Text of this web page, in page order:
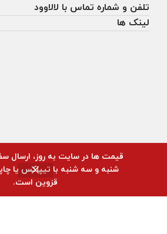
قیمت ها در سایت به روز، ارسال
شنبه و سه شنبه با تیپاکس یا
قزوین است.
تلفن و شماره تماس با لالاوود
لینک ها